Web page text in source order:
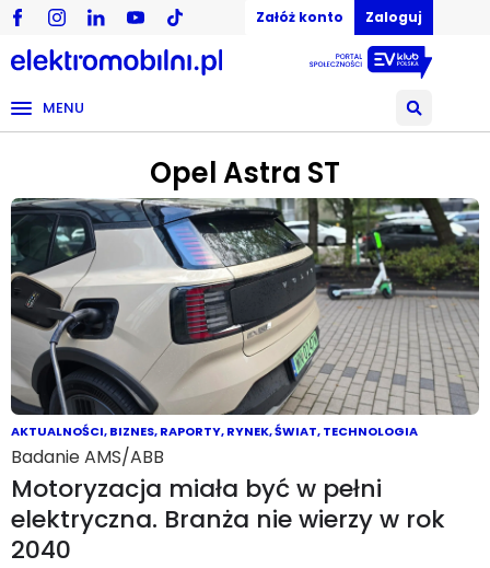
Załóż konto Zaloguj
MENU
Opel Astra ST
AKTUALNOŚCI,BIZNES,RAPORTY,RYNEK,ŚWIAT,TECHNOLOGIA
Badanie AMS/ABB
Motoryzacja miała być w pełni
elektryczna. Branża nie wierzy w rok
2040